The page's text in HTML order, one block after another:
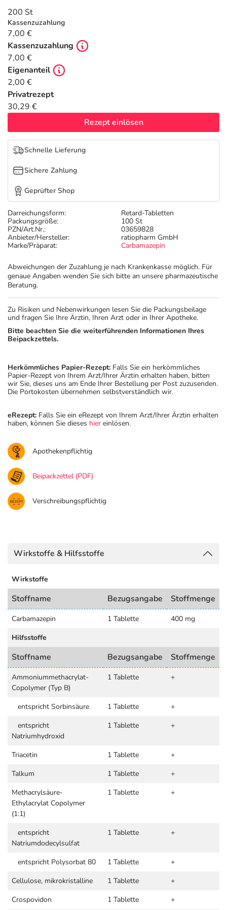
Tierapotheke
Vitamine & Mineralstoffe
Marken
Salus Deals
Darreichungsform:
Retard-Tabletten
Packungsgröße:
100 St
PZN/Art.Nr.:
03659828
Anbieter/Hersteller:
ratiopharm GmbH
Marke/Präparat:
Carbamazepin
Abweichungen der Zuzahlung je nach Krankenkasse möglich. Für
genaue Angaben wenden Sie sich bitte an unsere pharmazeutische
Beratung.
200 St
Kassenzuzahlung
7,00 €
Kassenzuzahlung
7,00 €
Eigenanteil
2,00 €
Privatrezept
30,29 €
Rezept einlösen
Schnelle Lieferung
Sichere Zahlung
Geprüfter Shop
Zu Risiken und Nebenwirkungen lesen Sie die Packungsbeilage
und fragen Sie Ihre Ärztin, Ihren Arzt oder in Ihrer Apotheke.
Bitte beachten Sie die weiterführenden Informationen Ihres
Beipackzettels.
Herkömmliches Papier-Rezept: Falls Sie ein herkömmliches
Papier-Rezept von Ihrem Arzt/Ihrer Ärztin erhalten haben, bitten
wir Sie, dieses uns am Ende Ihrer Bestellung per Post zuzusenden.
Die Portokosten übernehmen selbstverständlich wir.
eRezept: Falls Sie ein eRezept von Ihrem Arzt/Ihrer Ärztin erhalten
haben, können Sie dieses hier einlösen.
Apothekenpflichtig
Beipackzettel (PDF)
Verschreibungspflichtig
Wirkstoffe & Hilfsstoffe
Wirkstoffe
Stoffname Bezugsangabe Stoffmenge
Carbamazepin 1 Tablette
400 mg
Hilfsstoffe
Stoffname Bezugsangabe Stoffmenge
Ammoniummethacrylat-
Copolymer (Typ B)
1 Tablette +
entspricht Sorbinsäure 1 Tablette
+
entspricht
Natriumhydroxid
1 Tablette +
Triacetin 1 Tablette
+
Talkum
1 Tablette
+
Methacrylsäure-
Ethylacrylat Copolymer
(1:1)
1 Tablette +
entspricht
Natriumdodecylsulfat
1 Tablette +
entspricht Polysorbat 80 1 Tablette
+
Cellulose, mikrokristalline
1 Tablette
+
Crospovidon
1 Tablette +